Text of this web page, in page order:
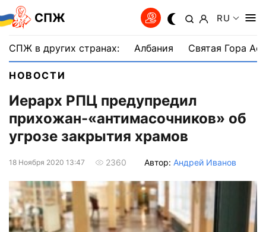
СПЖ RU
СПЖ в других странах: Албания Святая Гора
НОВОСТИ
Иерарх РПЦ предупредил
прихожан-«антимасочников» об
угрозе закрытия храмов
18 Ноября 2020 13:47 2360 Автор: Андрей Иванов